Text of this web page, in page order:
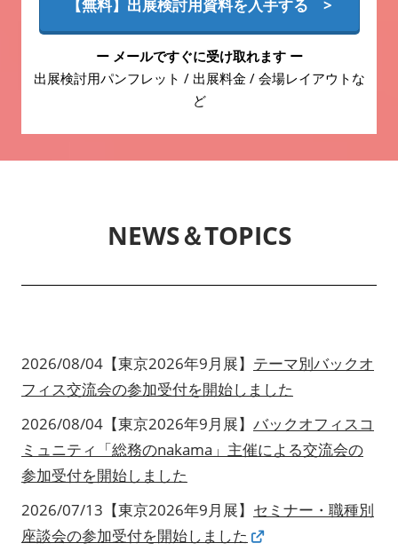
【無料】出展検討用資料を入手する >
ー メールですぐに受け取れます ー
出展検討用パンフレット / 出展料金 / 会場レイアウトな
ど
NEWS＆TOPICS
2026/08/04【東京2026年9月展】 テーマ別バックオ
フィス交流会の参加受付を開始しました
2026/08/04【東京2026年9月展】 バックオフィスコ
ミュニティ「総務のnakama」主催による交流会の
参加受付を開始しました
2026/07/13【東京2026年9月展】 セミナー・職種別
座談会の参加受付を開始しました